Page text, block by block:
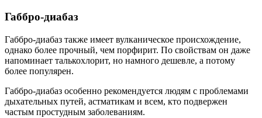
Габбро-диабаз
Габбро-диабаз также имеет вулканическое происхождение,
однако более прочный, чем порфирит. По свойствам он даже
напоминает талькохлорит, но намного дешевле, а потому
более популярен.
Габбро-диабаз особенно рекомендуется людям с проблемами
дыхательных путей, астматикам и всем, кто подвержен
частым простудным заболеваниям.